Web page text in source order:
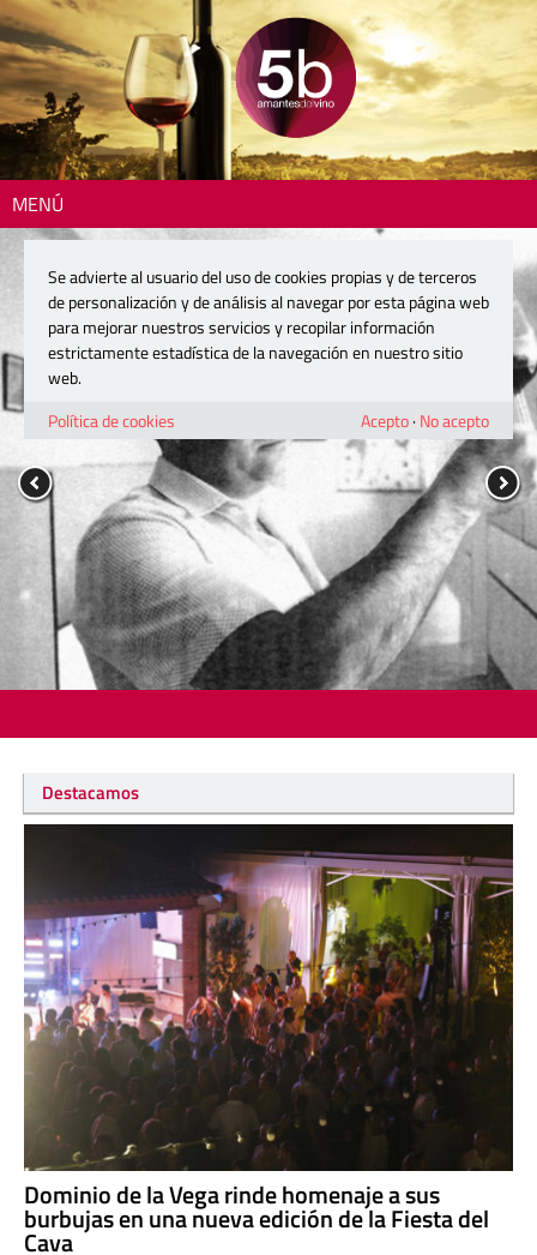
MENÚ
Destacamos
Dominio de la Vega rinde homenaje a sus
burbujas en una nueva edición de la Fiesta del
Cava
Se advierte al usuario del uso de cookies propias y de terceros
de personalización y de análisis al navegar por esta página web
para mejorar nuestros servicios y recopilar información
estrictamente estadística de la navegación en nuestro sitio
web.
Política de cookies
Acepto· No acepto